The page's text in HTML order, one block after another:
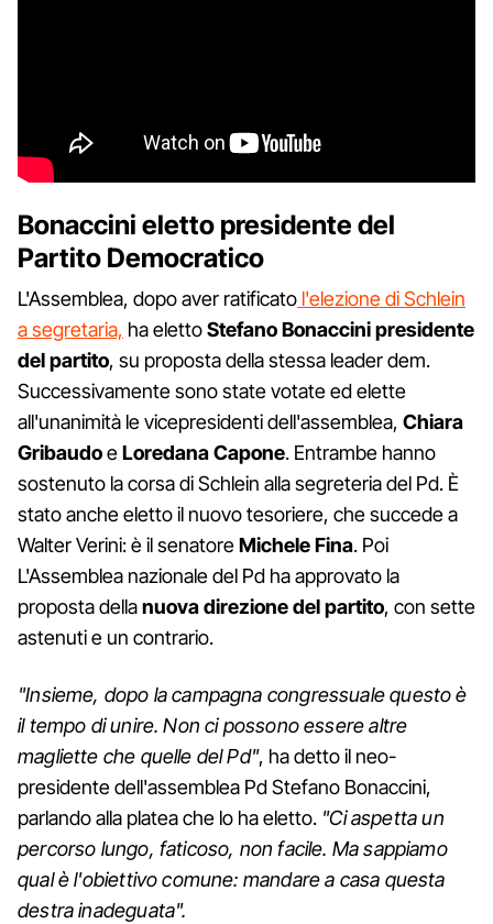
Bonaccini eletto presidente del
Partito Democratico
L'Assemblea, dopo aver ratificato l'elezione di Schlein
a segretaria, ha elettoStefano Bonaccini presidente
del partito, su proposta della stessa leader dem.
Successivamente sono state votate ed elette
all'unanimità le vicepresidenti dell'assemblea, Chiara
GribaudoeLoredana Capone. Entrambe hanno
sostenuto la corsa di Schlein alla segreteria del Pd. È
stato anche eletto il nuovo tesoriere, che succede a
Walter Verini: è il senatoreMichele Fina. Poi
L'Assemblea nazionale del Pd ha approvato la
proposta dellanuova direzione del partito, con sette
astenuti e un contrario.
"Insieme, dopo la campagna congressuale questo è
il tempo di unire. Non ci possono essere altre
magliette che quelle del Pd", ha detto il neo-
presidente dell'assemblea Pd Stefano Bonaccini,
parlando alla platea che lo ha eletto. "Ci aspetta un
percorso lungo, faticoso, non facile. Ma sappiamo
qual è l'obiettivo comune: mandare a casa questa
destra inadeguata".